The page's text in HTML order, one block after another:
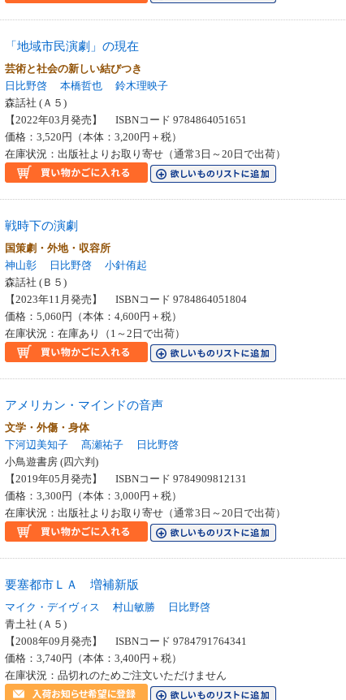
「地域市民演劇」の現在
芸術と社会の新しい結びつき
日比野啓
本橋哲也
鈴木理映子
森話社 (Ａ５)
【2022年03月発売】 ISBNコード 9784864051651
価格：3,520円（本体：3,200円＋税）
在庫状況：出版社よりお取り寄せ（通常3日～20日で出荷）
戦時下の演劇
国策劇・外地・収容所
神山彰
日比野啓
小針侑起
森話社 (Ｂ５)
【2023年11月発売】 ISBNコード 9784864051804
価格：5,060円（本体：4,600円＋税）
在庫状況：在庫あり（1～2日で出荷）
アメリカン・マインドの音声
文学・外傷・身体
下河辺美知子
髙瀬祐子
日比野啓
小鳥遊書房 (四六判)
【2019年05月発売】 ISBNコード 9784909812131
価格：3,300円（本体：3,000円＋税）
在庫状況：出版社よりお取り寄せ（通常3日～20日で出荷）
要塞都市ＬＡ 増補新版
マイク・デイヴィス 村山敏勝
日比野啓
青土社 (Ａ５)
【2008年09月発売】 ISBNコード 9784791764341
価格：3,740円（本体：3,400円＋税）
在庫状況：品切れのためご注文いただけません